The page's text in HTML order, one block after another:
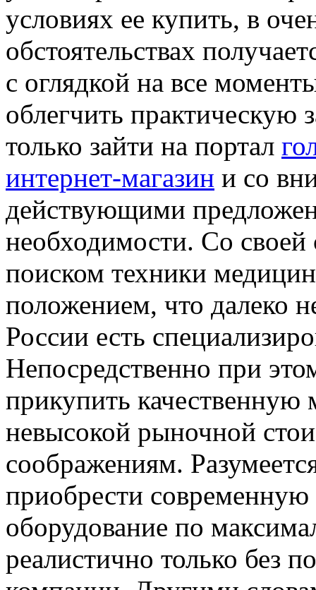
условиях ее купить, в
обстоятельствах
с оглядкой на все
облегчить практическую
только зайти на портал
интернет-магазин и со
действующими
необходимости. Со своей
поиском техники
положением, что далеко
России есть
Непосредственно при
прикупить
невысокой рыночной
соображениям.
приобрести
оборудование по
реалистично только без